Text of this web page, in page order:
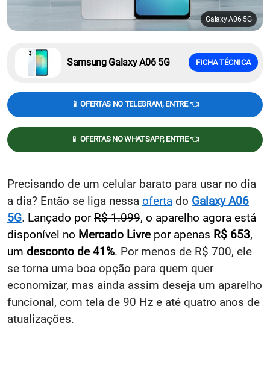
Galaxy A06 5G
Samsung Galaxy A06 5G FICHA TÉCNICA
📱 OFERTAS NO TELEGRAM, ENTRE 👈
📱 OFERTAS NO WHATSAPP, ENTRE 👈
Precisando de um celular barato para usar no dia
a dia? Então se liga nessa oferta do Galaxy A06
5G. Lançado porR$ 1.099, o aparelho agora está
disponível no Mercado Livre por apenas R$ 653,
um desconto de 41%. Por menos de R$ 700, ele
se torna uma boa opção para quem quer
economizar, mas ainda assim deseja um aparelho
funcional, com tela de 90 Hz e até quatro anos de
atualizações.